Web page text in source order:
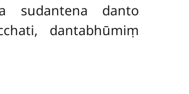
sudantena danto
dantabhūmiṃ